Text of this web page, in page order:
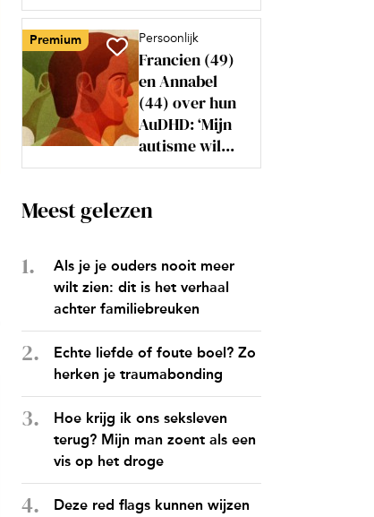
Premium Persoonlijk
Francien (49)
en Annabel
(44) over hun
AuDHD: ‘Mijn
autisme wil...
Meest gelezen
Als je je ouders nooit meer
wilt zien: dit is het verhaal
achter familiebreuken
Echte liefde of foute boel? Zo
herken je traumabonding
Hoe krijg ik ons seksleven
terug? Mijn man zoent als een
vis op het droge
Deze red flags kunnen wijzen